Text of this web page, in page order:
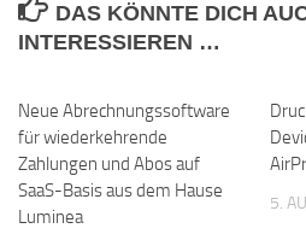
DAS KÖNNTE DICH
INTERESSIEREN …
Neue Abrechnungssoftware
für wiederkehrende
Zahlungen und Abos auf
SaaS-Basis aus dem Hause
Luminea
5.